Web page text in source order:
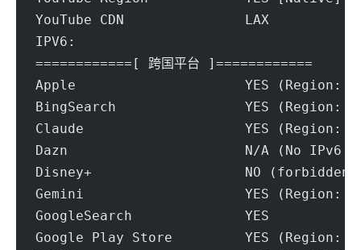
YouTube CDN               LAX
IPV6:
============[ 跨国平台 ]============
Apple                     YES (Region:
BingSearch                YES (Region:
Claude                    YES (Region:
Dazn                      N/A (No IPv6
Disney+                   NO (forbidden-
Gemini                    YES (Region:
GoogleSearch              YES
Google Play Store         YES (Region: